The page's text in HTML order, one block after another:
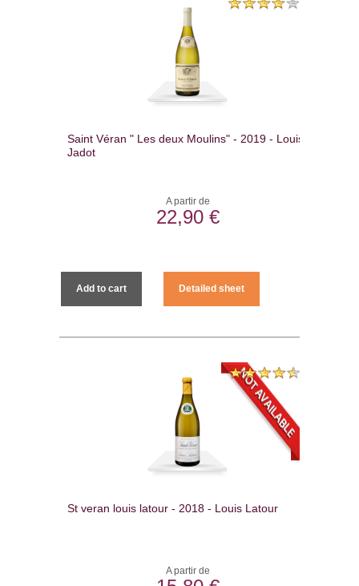
Saint Véran " Les deux Moulins" - 2019 - Louis
Jadot
A partir de
22,90 €
Add to cart Detailed sheet
St veran louis latour - 2018 - Louis Latour
A partir de